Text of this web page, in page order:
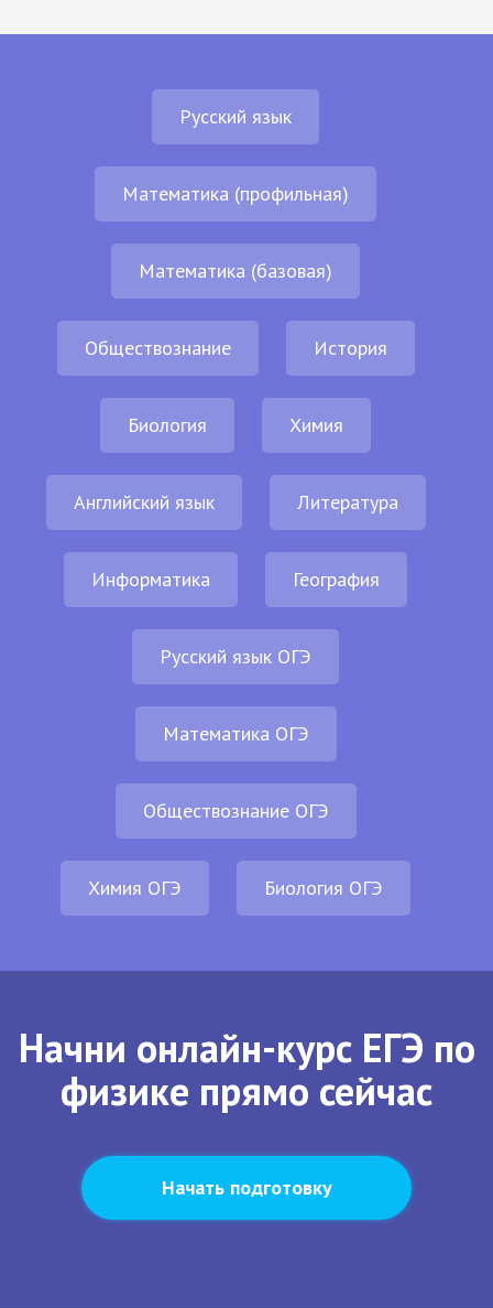
Русский язык
Математика (профильная)
Математика (базовая)
Обществознание История
Биология Химия
Английский язык Литература
Информатика География
Русский язык ОГЭ
Математика ОГЭ
Обществознание ОГЭ
Химия ОГЭ Биология ОГЭ
Начни онлайн-курс ЕГЭ по
физике прямо сейчас
Начать подготовку